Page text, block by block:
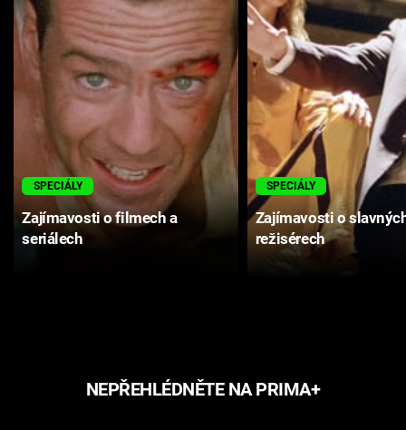
SPECIÁLY
Zajímavosti o filmech a
seriálech
SPECIÁLY
Zajímavosti o
režisérech
NEPŘEHLÉDNĚTE NA PRIMA+